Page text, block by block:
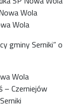
Wola
Wola
gminy Serniki” o
Wola
– Czerniejów